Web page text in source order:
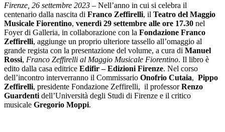
Firenze, 26 settembre 2023 – Nell’anno in cui si celebra il
centenario dalla nascita di Franco Zeffirelli, il Teatro del Maggio
Musicale Fiorentino, venerdì 29 settembre alle ore 17.30 nel
Foyer di Galleria, in collaborazione con la Fondazione Franco
Zeffirelli, aggiunge un proprio ulteriore tassello all’omaggio al
grande regista con la presentazione del volume, a cura di Manuel
Rossi, Franco Zeffirelli al Maggio Musicale Fiorentino. Il libro è
edito dalla casa editrice Edifir – Edizioni Firenze. Nel corso
dell’incontro interverranno il Commissario Onofrio Cutaia, Pippo
Zeffirelli, presidente Fondazione Zeffirelli, il professorRenzo
Guardenti dell’Università degli Studi di Firenze e il critico
musicale Gregorio Moppi.